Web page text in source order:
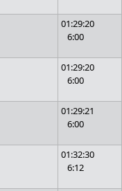
01:29:20
6:00
01:29:20
6:00
01:29:21
6:00
01:32:30
6:12